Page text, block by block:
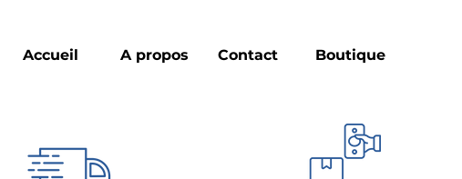
Accueil A propos Contact Boutique